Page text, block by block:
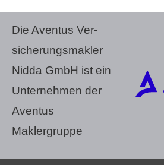
Die Aventus Ver­
sicherungs­makler
Nidda GmbH ist ein
Unternehmen der
Aventus
Maklergruppe